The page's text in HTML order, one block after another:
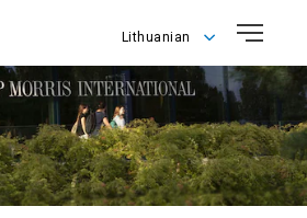
Lithuanian
English
Lithuanian